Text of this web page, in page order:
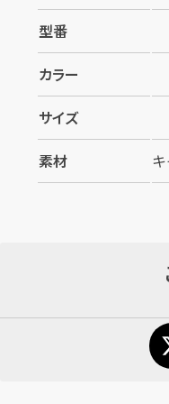
型番
カラー
サイズ
素材